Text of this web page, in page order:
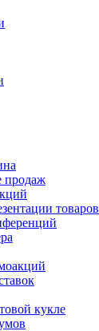
продаж
товаров
кукле